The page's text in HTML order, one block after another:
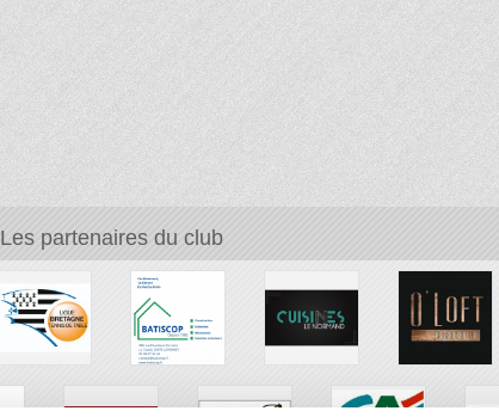
Les partenaires du club